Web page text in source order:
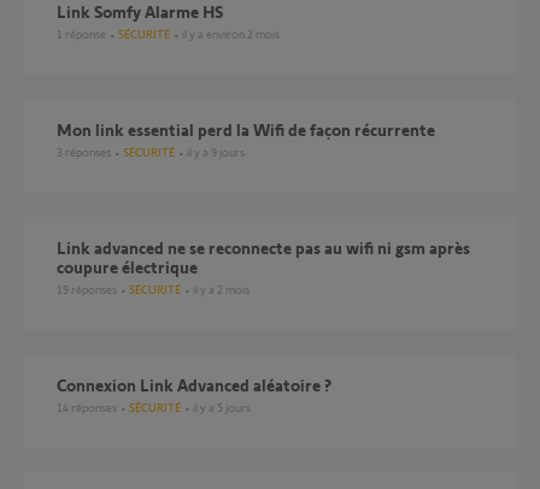
Link Somfy Alarme HS
1 réponse SÉCURITÉ il y a environ 2 mois
Mon link essential perd la Wifi de façon récurrente
3 réponses SÉCURITÉ il y a 9 jours
Link advanced ne se reconnecte pas au wifi ni gsm après
coupure électrique
19 réponses SÉCURITÉ il y a 2 mois
Connexion Link Advanced aléatoire ?
14 réponses SÉCURITÉ il y a 5 jours